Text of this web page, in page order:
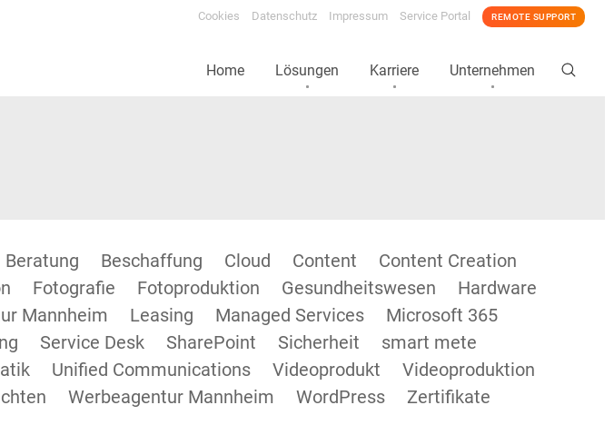
Cookies Datenschutz Impressum Service Portal REMOTE SUPPORT
Home Lösungen Karriere Unternehmen
Beratung Beschaffung Cloud Content
Content Creation
Fotografie Fotoproduktion Gesundheitswesen
Hardware
Mannheim Leasing Managed Services
Microsoft 365
Service Desk SharePoint Sicherheit
smart mete
Unified Communications Videoprodukt
Videoproduktion
Werbeagentur Mannheim WordPress Zertifikate